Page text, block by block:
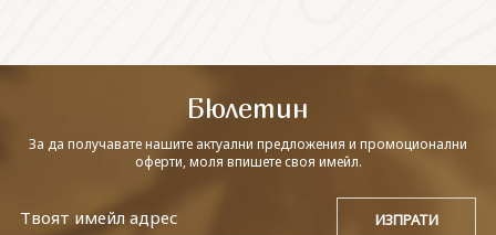
Бюлетин
За да получавате нашите актуални предложения и промоционални
оферти, моля впишете своя имейл.